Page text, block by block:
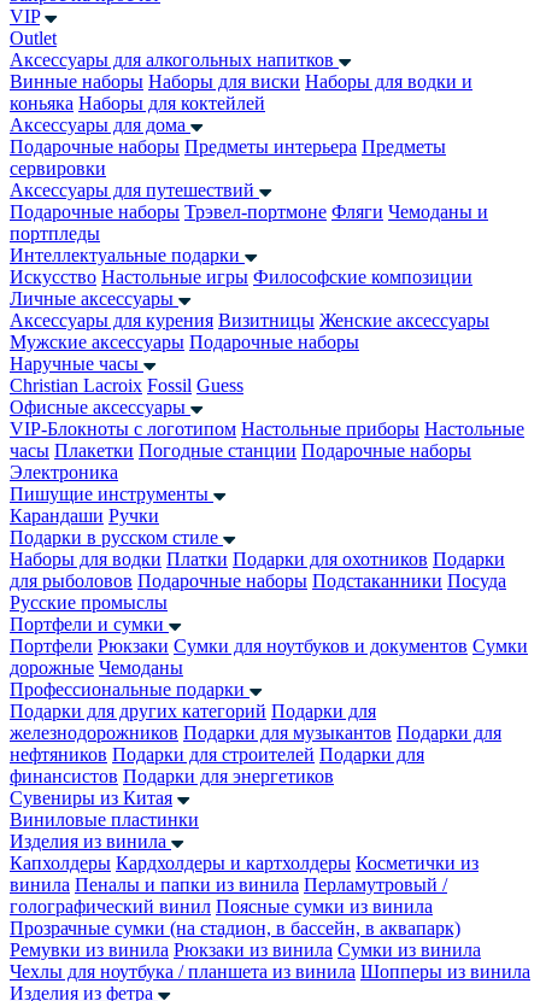
VIP
Outlet
Аксессуары для алкогольных напитков
Винные наборы Наборы для виски Наборы для водки и
коньяка Наборы для коктейлей
Аксессуары для дома
Подарочные наборы Предметы интерьера Предметы
сервировки
Аксессуары для путешествий
Подарочные наборы Трэвел-портмоне Фляги Чемоданы и
портпледы
Интеллектуальные подарки
Искусство Настольные игры Философские композиции
Личные аксессуары
Аксессуары для курения Визитницы Женские аксессуары
Мужские аксессуары Подарочные наборы
Наручные часы
Christian Lacroix Fossil Guess
Офисные аксессуары
VIP-Блокноты с логотипом Настольные приборы Настольные
часы Плакетки Погодные станции Подарочные наборы
Электроника
Пишущие инструменты
Карандаши Ручки
Подарки в русском стиле
Наборы для водки Платки Подарки для охотников Подарки
для рыболовов Подарочные наборы Подстаканники Посуда
Русские промыслы
Портфели и сумки
Портфели Рюкзаки Сумки для ноутбуков и документов Сумки
дорожные Чемоданы
Профессиональные подарки
Подарки для других категорий Подарки для
железнодорожников Подарки для музыкантов Подарки для
нефтяников Подарки для строителей Подарки для
финансистов Подарки для энергетиков
Сувениры из Китая
Виниловые пластинки
Изделия из винила
Капхолдеры Кардхолдеры и картхолдеры Косметички из
винила Пеналы и папки из винила Перламутровый /
голографический винил Поясные сумки из винила
Прозрачные сумки (на стадион, в бассейн, в аквапарк)
Ремувки из винила Рюкзаки из винила Сумки из винила
Чехлы для ноутбука / планшета из винила Шопперы из винила
Изделия из фетра